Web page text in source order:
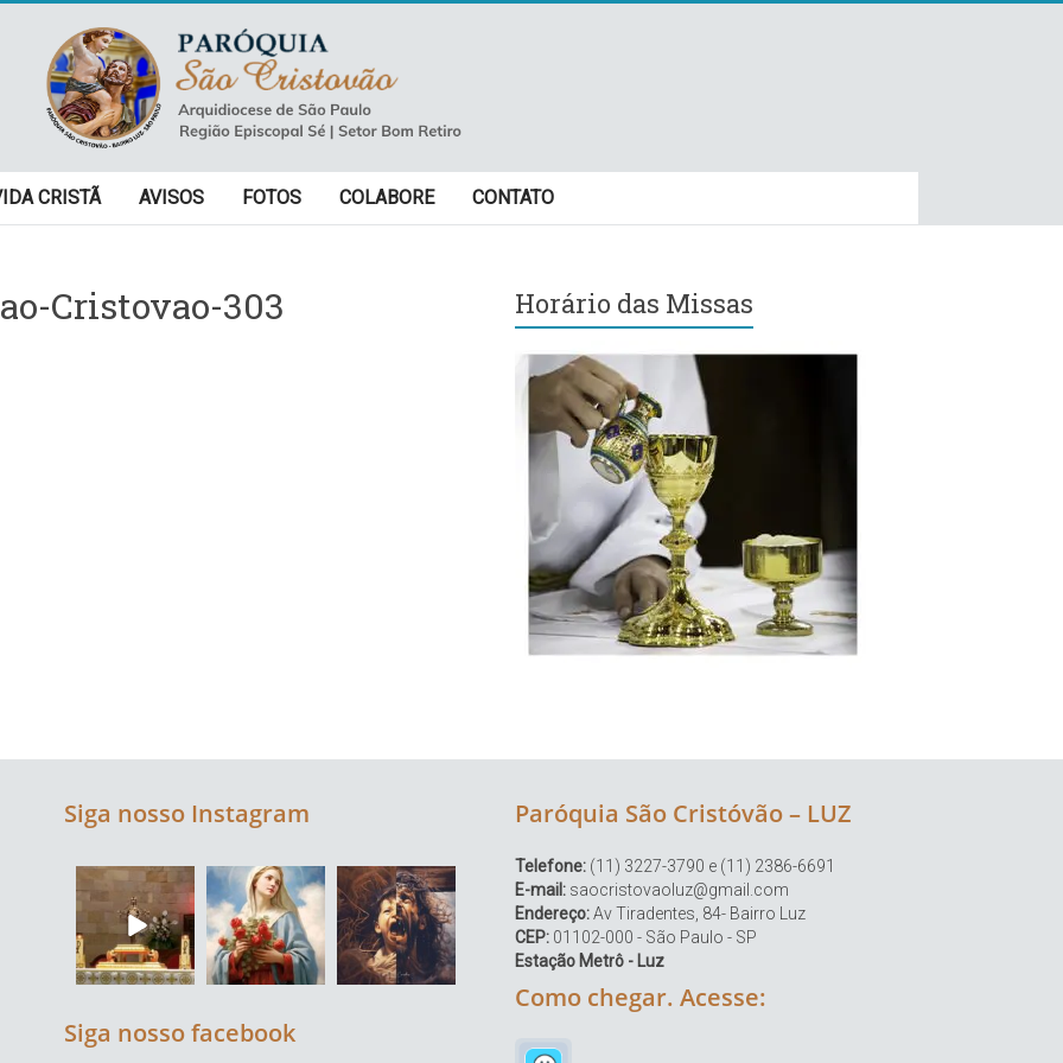
CRISTÃ AVISOS FOTOS COLABORE CONTATO
Cristovao-303 Horário das Missas
Siga nosso Instagram
Siga nosso facebook
Paróquia São Cristóvão – LUZ
Telefone: (11) 3227-3790 e (11) 2386-6691
E-mail: saocristovaoluz@gmail.com
Endereço:Av Tiradentes, 84- Bairro Luz
CEP: 01102-000 - São Paulo - SP
Estação Metrô - Luz
Como chegar. Acesse: